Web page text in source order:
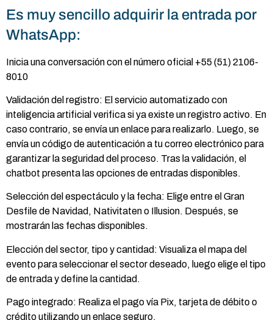
Es muy sencillo adquirir la entrada por
WhatsApp:
Inicia una conversación con el número oficial +55 (51) 2106-
8010
Validación del registro: El servicio automatizado con
inteligencia artificial verifica si ya existe un registro activo. En
caso contrario, se envía un enlace para realizarlo. Luego, se
envía un código de autenticación a tu correo electrónico para
garantizar la seguridad del proceso. Tras la validación, el
chatbot presenta las opciones de entradas disponibles.
Selección del espectáculo y la fecha: Elige entre el Gran
Desfile de Navidad, Nativitaten o Illusion. Después, se
mostrarán las fechas disponibles.
Elección del sector, tipo y cantidad: Visualiza el mapa del
evento para seleccionar el sector deseado, luego elige el tipo
de entrada y define la cantidad.
Pago integrado: Realiza el pago vía Pix, tarjeta de débito o
crédito utilizando un enlace seguro.